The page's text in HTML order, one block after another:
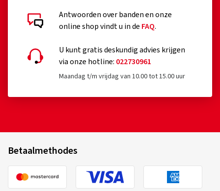
Antwoorden over banden en onze
online shop vindt u in de FAQ.
U kunt gratis deskundig advies krijgen
via onze hotline: 022730961
Maandag t/m vrijdag van 10.00 tot 15.00 uur
Betaalmethodes